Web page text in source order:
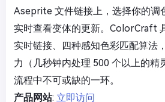
Aseprite 文件链接上，选择你的调
实时查看变体的更新。ColorCraft
实时链接、四种感知色彩匹配算法
力（几秒钟内处理 500 个以上的精
流程中不可或缺的一环。
产品网站: 立即访问